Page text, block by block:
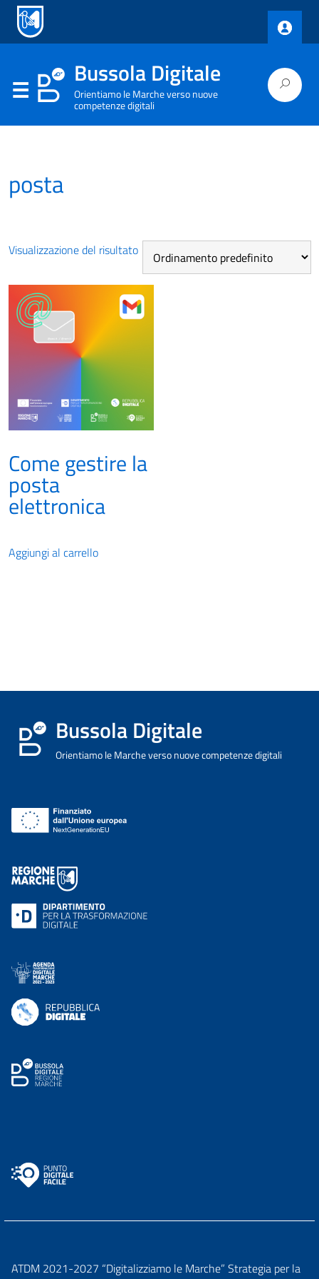
Bussola Digitale
Orientiamo le Marche verso nuove
competenze digitali
posta
Visualizzazione del risultato
Come gestire la
posta
elettronica
Aggiungi al carrello
Bussola Digitale
Orientiamo le Marche verso nuove competenze digitali
ATDM 2021-2027 “Digitalizziamo le Marche” Strategia per la